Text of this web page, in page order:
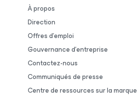
À propos
Direction
Offres d’emploi
Gouvernance d’entreprise
Contactez-nous
Communiqués de presse
Centre de ressources sur la marque